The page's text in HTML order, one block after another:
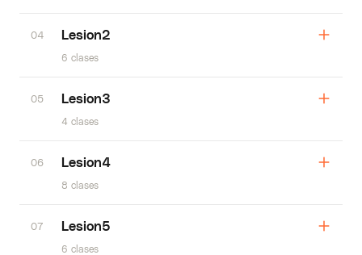
04 Lesion2
6 clases
05 Lesion3
4 clases
06 Lesion4
8 clases
07 Lesion5
6 clases